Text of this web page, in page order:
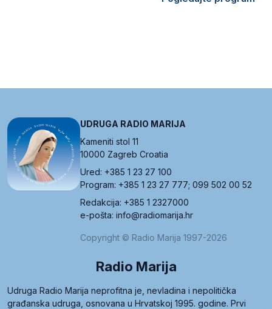
UDRUGA RADIO MARIJA
Kameniti stol 11
10000 Zagreb Croatia
Ured: +385 1 23 27 100
Program: +385 1 23 27 777; 099 502 00 52
Redakcija: +385 1 2327000
e-pošta: info@radiomarija.hr
Copyright © Radio Marija 1997-2026
Radio Marija
Udruga Radio Marija neprofitna je, nevladina i nepolitička
građanska udruga, osnovana u Hrvatskoj 1995. godine. Prvi